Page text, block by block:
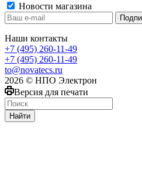
Новости магазина
Наши контакты
+7 (495) 260-11-49
+7 (495) 260-11-49
to@novatecs.ru
2026 © НПО Электрон
Версия для печати
Найти